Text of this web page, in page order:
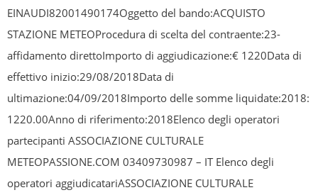
EINAUDI82001490174Oggetto del bando:ACQUISTO
STAZIONE METEOProcedura di scelta del contraente:23-
affidamento direttoImporto di aggiudicazione:€ 1220Data di
effettivo inizio:29/08/2018Data di
ultimazione:04/09/2018Importo delle somme liquidate:2018:
1220.00Anno di riferimento:2018Elenco degli operatori
partecipanti ASSOCIAZIONE CULTURALE
METEOPASSIONE.COM 03409730987 – IT Elenco degli
operatori aggiudicatariASSOCIAZIONE CULTURALE